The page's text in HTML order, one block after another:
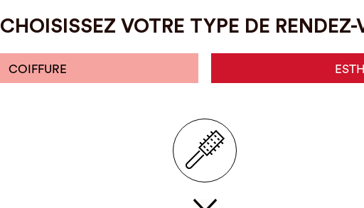
CHOISISSEZ VOTRE TYPE DE RENDEZ-
COIFFURE